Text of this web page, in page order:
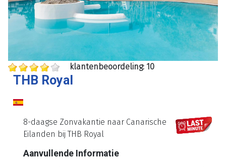
klantenbeoordeling: 10
THB Royal
8-daagse Zonvakantie naar Canarische
Eilanden bij THB Royal
Aanvullende Informatie